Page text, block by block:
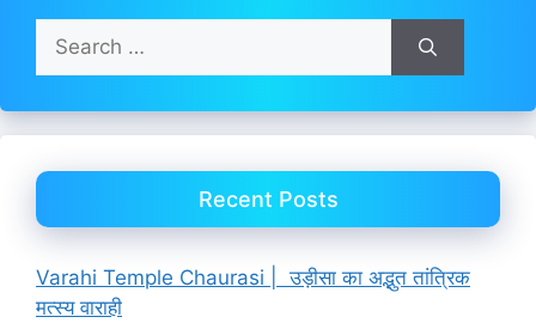
Search
for:
Recent Posts
Varahi Temple Chaurasi | उड़ीसा का अद्भुत तांत्रिक
मत्स्य वाराही